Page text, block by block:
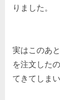
りました。
実はこのあ
を注文した
てきてしまい